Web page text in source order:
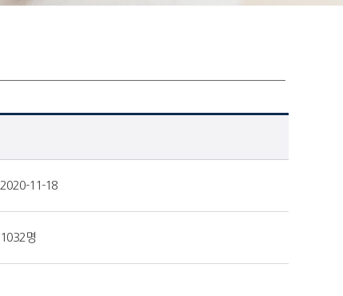
2020-11-18
1032명